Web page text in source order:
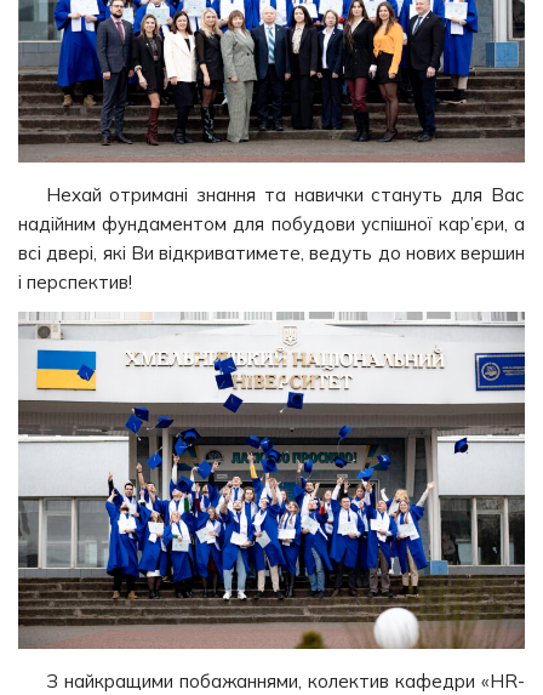
Нехай отримані знання та навички стануть для Вас
надійним фундаментом для побудови успішної кар’єри, а
всі двері, які Ви відкриватимете, ведуть до нових вершин
і перспектив!
З найкращими побажаннями, колектив кафедри «HR-